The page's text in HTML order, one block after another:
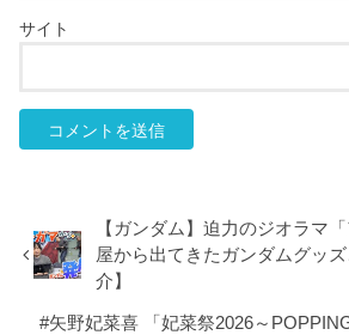
サイト
【ガンダム】迫力のジオラマ
屋から出てきたガンダムグッ
介】
#矢野妃菜喜 「妃菜祭2026～